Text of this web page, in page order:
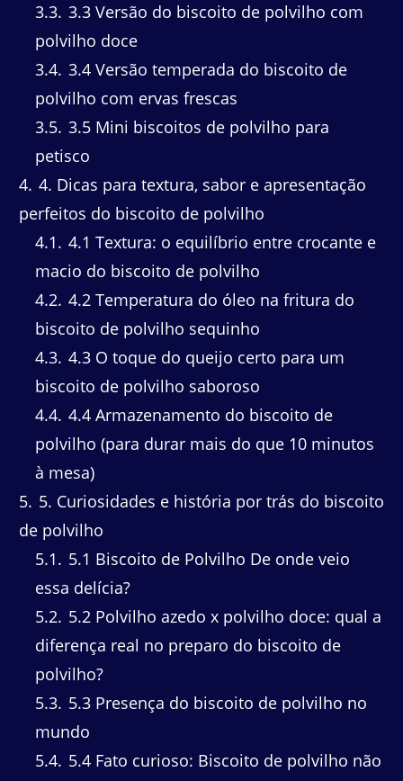
3.3 3.3 Versão do biscoito de polvilho com
polvilho doce
3.4 3.4 Versão temperada do biscoito de
polvilho com ervas frescas
3.5 3.5 Mini biscoitos de polvilho para
petisco
4 4. Dicas para textura, sabor e apresentação
perfeitos do biscoito de polvilho
4.1
4.1 Textura: o equilíbrio entre crocante e
macio do biscoito de polvilho
4.2 4.2 Temperatura do óleo na fritura do
biscoito de polvilho sequinho
4.3 4.3 O toque do queijo certo para um
biscoito de polvilho saboroso
4.4 4.4 Armazenamento do biscoito de
polvilho (para durar mais do que 10 minutos
à mesa)
5 5. Curiosidades e história por trás do biscoito
de polvilho
5.1
5.1 Biscoito de Polvilho De onde veio
essa delícia?
5.2 5.2 Polvilho azedo x polvilho doce: qual a
diferença real no preparo do biscoito de
polvilho?
5.3 5.3 Presença do biscoito de polvilho no
mundo
5.4 5.4 Fato curioso: Biscoito de polvilho não